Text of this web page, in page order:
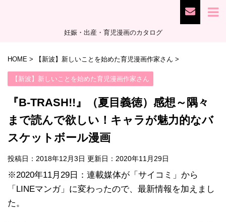
妊娠・出産・育児漫画のカタログ
HOME > 【新波】新しいことを始めた育児漫画作家さん >
【新波】新しいことを始めた育児漫画作家さん
『B-TRASH!!』（夏目義徳）感想～隅々
まで読んで欲しい！キャラが魅力的なバ
スケットボール漫画
投稿日：2018年12月3日 更新日： 2020年11月29日
※2020年11月29日：連載媒体が「サイコミ」から
「LINEマンガ」に変わったので、最新情報を加えまし
た。